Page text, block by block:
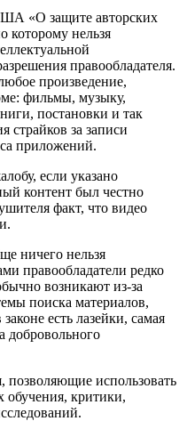
«О защите авторских
которому нельзя
правообладателя.
произведение,
фильмы, музыку,
постановки и так
страйков за записи
приложений.
если указано
контент был честно
факт, что видео
ничего нельзя
правообладатели редко
возникают из-за
поиска материалов,
есть лазейки, самая
добровольного
позволяющие использовать
обучения, критики,